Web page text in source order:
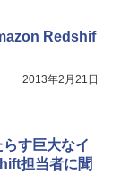
Redshif
2013年2月21日
す巨大なイ
担当者に聞